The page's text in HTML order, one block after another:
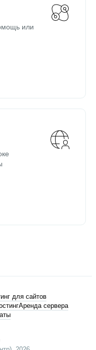
или
для сайтов
Аренда сервера